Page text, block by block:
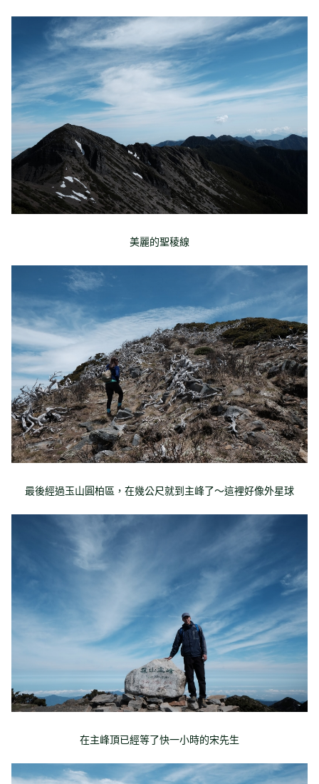
美麗的聖稜線
最後經過玉山圓柏區，在幾公尺就到主峰了～這裡好像外星球
在主峰頂已經等了快一小時的宋先生